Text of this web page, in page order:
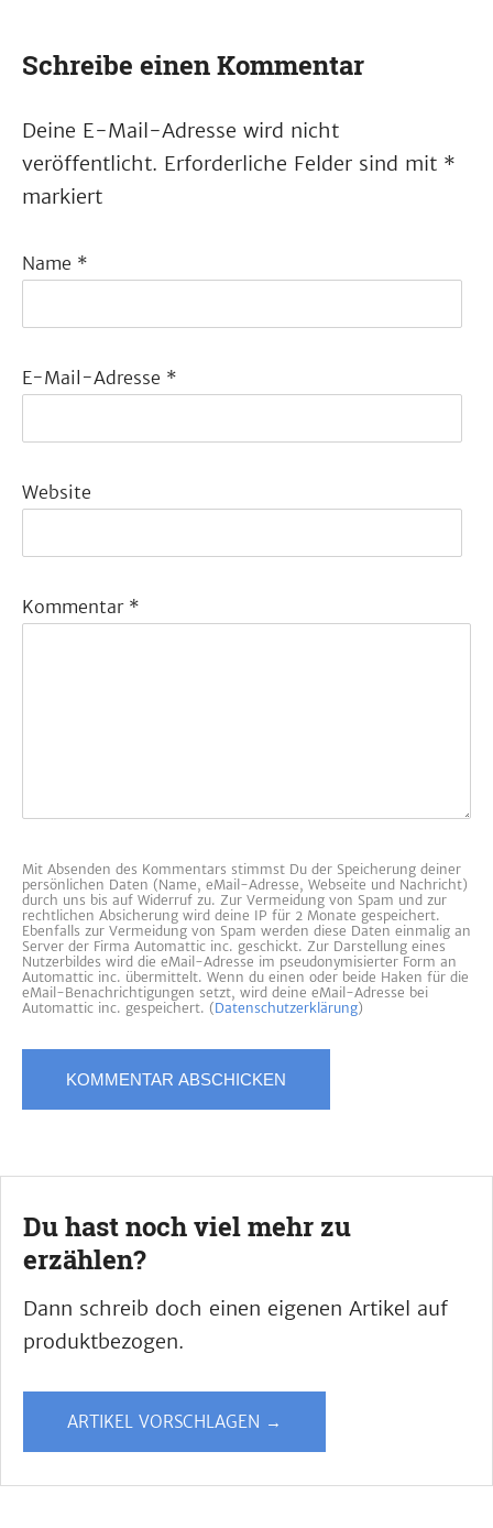
Schreibe einen Kommentar
Deine E-Mail-Adresse wird nicht
veröffentlicht. Erforderliche Felder sind mit *
markiert
Name *
E-Mail-Adresse *
Website
Kommentar *
Mit Absenden des Kommentars stimmst Du der Speicherung deiner
persönlichen Daten (Name, eMail-Adresse, Webseite und Nachricht)
durch uns bis auf Widerruf zu. Zur Vermeidung von Spam und zur
rechtlichen Absicherung wird deine IP für 2 Monate gespeichert.
Ebenfalls zur Vermeidung von Spam werden diese Daten einmalig an
Server der Firma Automattic inc. geschickt. Zur Darstellung eines
Nutzerbildes wird die eMail-Adresse im pseudonymisierter Form an
Automattic inc. übermittelt. Wenn du einen oder beide Haken für die
eMail-Benachrichtigungen setzt, wird deine eMail-Adresse bei
Automattic inc. gespeichert. (Datenschutzerklärung)
Du hast noch viel mehr zu
erzählen?
Dann schreib doch einen eigenen Artikel auf
produktbezogen.
ARTIKEL VORSCHLAGEN →